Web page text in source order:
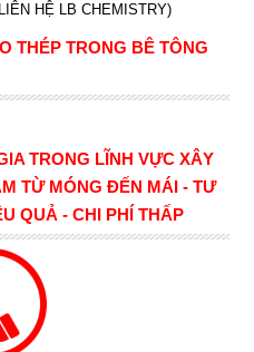
HỆ LB CHEMISTRY)
THÉP TRONG BÊ TÔNG
TRONG LĨNH VỰC XÂY
TỪ MÓNG ĐẾN MÁI - TƯ
QUẢ - CHI PHÍ THẤP